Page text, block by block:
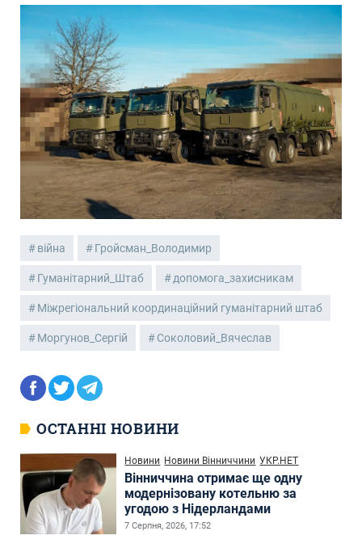
війна Гройсман_Володимир
Гуманітарний_Штаб допомога_захисникам
Міжрегіональний координаційний гуманітарний штаб
Моргунов_Сергій Соколовий_Вячеслав
ОСТАННІ НОВИНИ
Новини Новини Вінниччини УКР.НЕТ
Вінниччина отримає ще одну
модернізовану котельню за
угодою з Нідерландами
7 Серпня, 2026, 17:52